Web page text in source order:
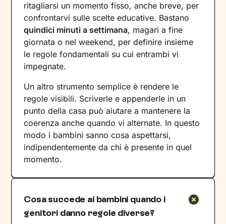
ritagliarsi un momento fisso, anche breve, per
confrontarvi sulle scelte educative. Bastano
quindici minuti a settimana, magari a fine
giornata o nel weekend, per definire insieme
le regole fondamentali su cui entrambi vi
impegnate.
Un altro strumento semplice è rendere le
regole visibili. Scriverle e appenderle in un
punto della casa può aiutare a mantenere la
coerenza anche quando vi alternate. In questo
modo i bambini sanno cosa aspettarsi,
indipendentemente da chi è presente in quel
momento.
Cosa succede ai bambini quando i
genitori danno regole diverse?